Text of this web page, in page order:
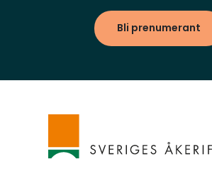
Bli prenumerant